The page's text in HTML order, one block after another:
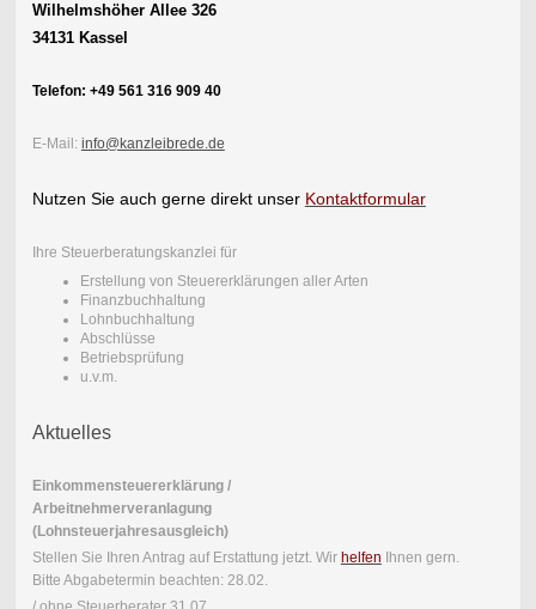
Wilhelmshöher Allee 326
34131 Kassel
Telefon: +49 561 316 909 40
E-Mail: info@kanzleibrede.de
Nutzen Sie auch gerne direkt unser Kontaktformular
Ihre Steuerberatungskanzlei für
Erstellung von Steuererklärungen aller Arten
Finanzbuchhaltung
Lohnbuchhaltung
Abschlüsse
Betriebsprüfung
u.v.m.
Aktuelles
Einkommensteuererklärung /
Arbeitnehmerveranlagung
(Lohnsteuerjahresausgleich)
Stellen Sie Ihren Antrag auf Erstattung jetzt. Wir helfen Ihnen gern.
Bitte Abgabetermin beachten: 28.02.